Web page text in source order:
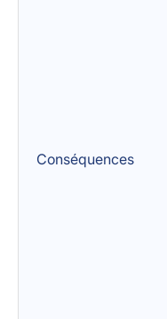
Conséquences